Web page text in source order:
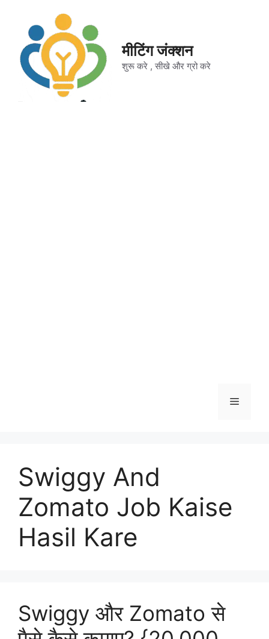
content
मीटिंग जंक्शन
शुरू करे , सीखे और ग्रो करे
Menu
Swiggy And
Zomato Job Kaise
Hasil Kare
Swiggy और Zomato से